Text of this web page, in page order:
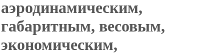
аэродинамическим,
габаритным, весовым,
экономическим,